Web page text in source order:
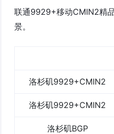
联通9929+移动CMIN2精
景。
洛杉矶9929+CMIN2
洛杉矶9929+CMIN2
洛杉矶BGP